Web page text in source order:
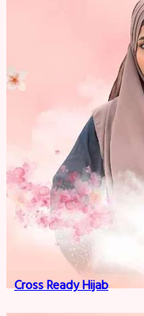
Cross Ready Hijab